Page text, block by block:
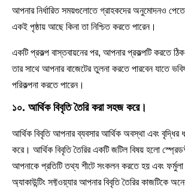
আপনার নির্ধারিত সময়গুলোতে গ্রাহকদের অনুমোদনও
একই পৃষ্ঠায় আছে কিনা তা নিশ্চিত করতে পারেন।
একটি প্রকল্প বাস্তবায়নের পর, আপনার প্রকল্পটি করতে
তার সাথে আপনার বাজেটের তুলনা করতে পারবেন যাতে
পরিকল্পনা করতে পারেন।
১০. আর্থিক বিবৃতি তৈরি করা সহজ করে।
আর্থিক বিবৃতি আপনার ব্যবসার আর্থিক অবস্থা এবং বৃদ্ধির
করে। আর্থিক বিবৃতি তৈরির একটি জটিল বিষয় হলো
আপনাকে প্রতিটি তথ্য শীটে সংকলন করতে হয় এবং
অ্যাকাউন্টিং সফ্টওয়্যার আপনার বিবৃতি তৈরির কাজটিকে